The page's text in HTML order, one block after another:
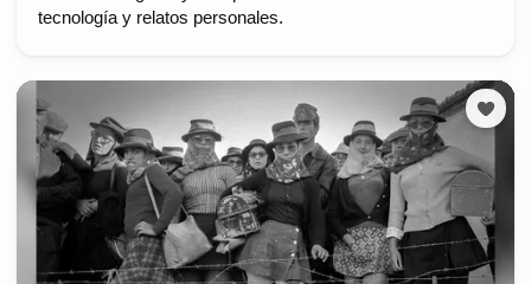
tecnología y relatos personales.